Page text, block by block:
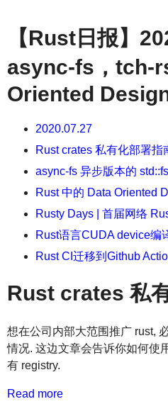
【Rust日报】
async-fs，tch-
Oriented
2020.07.27
Rust crates 私有化部署指
async-fs 异步版本的
Rust 中的 Data Oriented
Rusty Days | 首届网络
Rust语言CUDA device编
Rust CI迁移到Github
Rust crates 私
想在公司内部大范围推广 rust,
情况. 这边文章会告诉你如何使
有 registry.
Read more